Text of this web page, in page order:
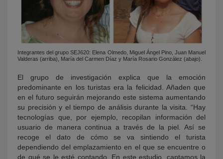
Integrantes del grupo SEJ620: Elena Olmedo, Miguel Ángel Pino, Juan Manuel
Valderas (arriba), María del Carmen Díaz y María Rosario González (abajo).
El grupo de investigación explica que la emoción
predominante en los turistas era la felicidad. Añaden que
en el futuro seguirán mejorando este sistema aumentando
su precisión y el tiempo de análisis durante la visita. “Hay
tecnologías que, por ejemplo, recopilan información del
usuario de manera continua a través de la piel. Así se
recoge el dato de cómo se va sintiendo el turista
dependiendo del emplazamiento en el que se encuentre o
de qué se le esté contando. En este estudio, captamos la